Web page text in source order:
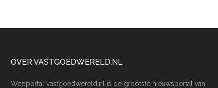
Footer
OVER VASTGOEDWERELD.NL
Webportal vastgoedwereld.nl is de grootste nieuwsportal van